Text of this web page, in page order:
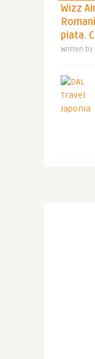
Wizz
piata.
Written by